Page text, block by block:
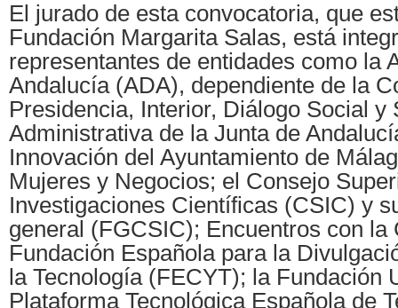
El jurado de esta convocatoria, que
Fundación Margarita Salas, está
representantes de entidades como la
Andalucía (ADA), dependiente de la
Presidencia, Interior, Diálogo Social y
Administrativa de la Junta de
Innovación del Ayuntamiento de
Mujeres y Negocios; el Consejo
Investigaciones Científicas (CSIC) y
general (FGCSIC); Encuentros con la
Fundación Española para la
la Tecnología (FECYT); la Fundación
Plataforma Tecnológica Española de